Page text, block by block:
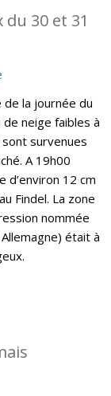
30 et 31
la journée du
neige faibles à
survenues
A 19h00
d’environ 12 cm
Findel. La zone
nommée
était à